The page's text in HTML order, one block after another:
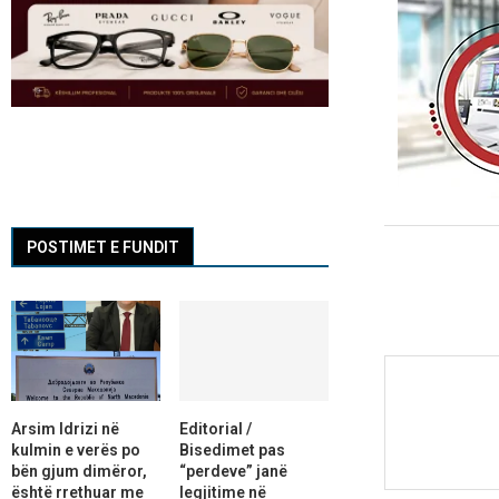
POSTIMET E FUNDIT
Arsim Idrizi në
kulmin e verës po
bën gjum dimëror,
është rrethuar me
Editorial /
Bisedimet pas
“perdeve” janë
legjitime në